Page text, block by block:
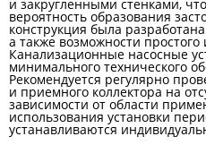
и закругленными стенками,
вероятность образования
конструкция была
а также возможности
Канализационные насосные
минимального технического
Рекомендуется регулярно
и приемного коллектора на
зависимости от области
использования установки
устанавливаются